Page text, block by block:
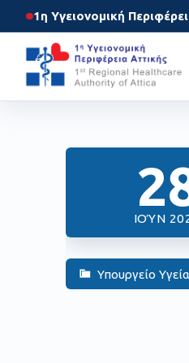
1η Υγειονομική
ΙΟΎΝ
Υπουργείο